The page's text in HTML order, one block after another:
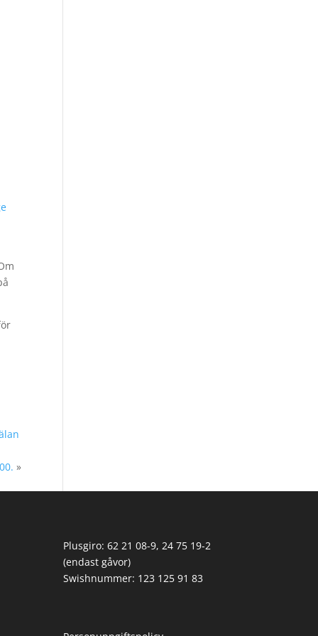
»
Plusgiro: 62 21 08-9, 24 75 19-2
(endast gåvor)
Swishnummer: 123 125 91 83